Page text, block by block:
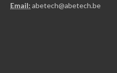
Email: abetech@abetech.be